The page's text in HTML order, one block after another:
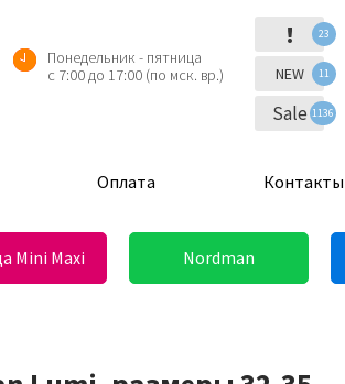
Понедельник - пятница
с 7:00 до 17:00 (по мск. вр.)
! 23
NEW 11
Sale 1136
Оплата Контакты
Mini Maxi Nordman